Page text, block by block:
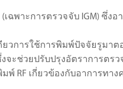
ฉพาะการตรวจจับ IGM) ซึ่งอ
ยวการใช้การพิมพ์ปัจจัยรูมา
จะช่วยปรับปรุงอัตราการตร
พ์ RF เกี่ยวข้องกับอาการทา